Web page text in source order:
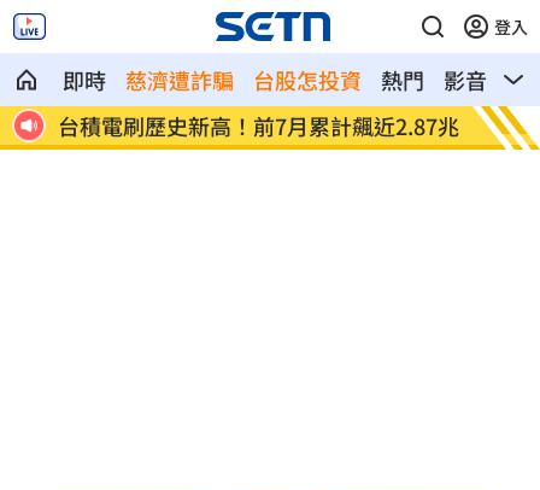
登入
即時 慈濟遭詐騙 台股怎投資 熱門 影音
熱
衛
台積電刷歷史新高！前7月累計飆近2.87兆
造謠
方